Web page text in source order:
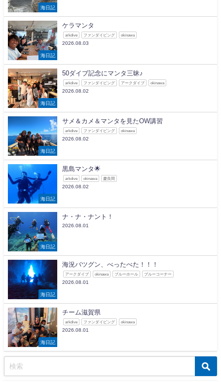
海日記
海日記
ケラマンタ
arkdive ファンダイビング okinawa
2026.08.03
海日記
50ダイブ記念にマンタ三昧♪
arkdive ファンダイビング アークダイブ okinawa
2026.08.02
海日記
サメ＆カメ＆マンタを見たOW講習
arkdive ファンダイビング okinawa
2026.08.02
海日記
黒島マンタ🌟
arkdive okinawa 慶良間
2026.08.02
海日記
ナ・ナ・ナント！
2026.08.01
海日記
海況バツグン、べったべた！！！
アークダイブ okinawa ブルーホール ブルーコーナー
2026.08.01
海日記
チーム滋賀県
arkdive ファンダイビング okinawa
2026.08.01